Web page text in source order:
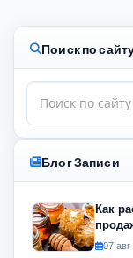
Поиск по
Блог Записи
Как
07 авг